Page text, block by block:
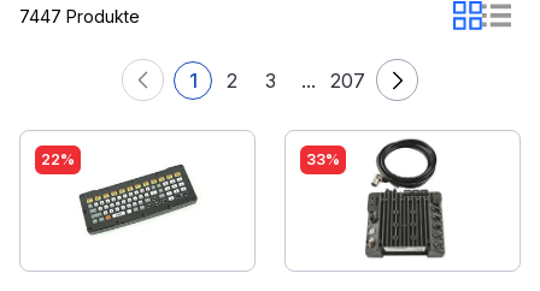
7447 Produkte
1 2 3 ... 207
22% 33%